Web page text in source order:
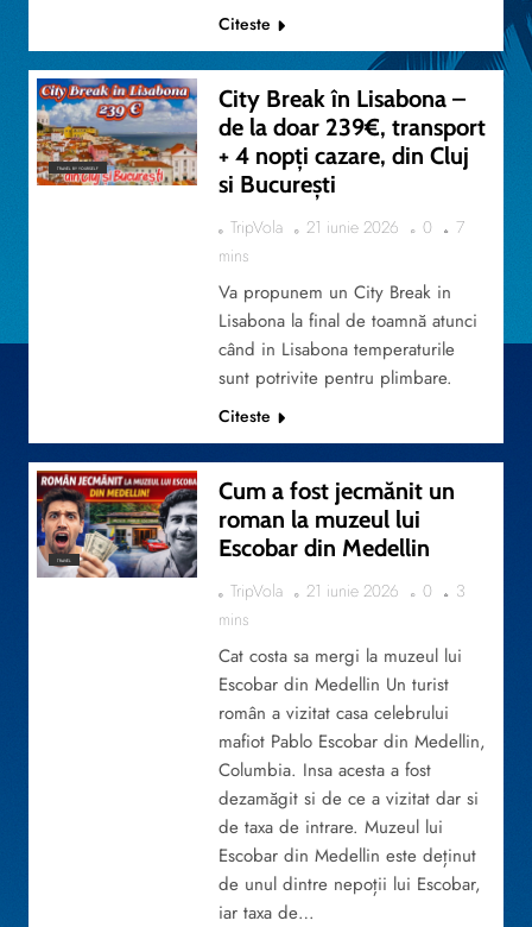
Citeste
TRAVEL BY YOURSELF
City Break în Lisabona –
de la doar 239€, transport
+ 4 nopți cazare, din Cluj
si București
TripVola 21 iunie 2026 0
7
mins
Va propunem un City Break in
Lisabona la final de toamnă atunci
când in Lisabona temperaturile
sunt potrivite pentru plimbare.
Citeste
TRAVEL
Cum a fost jecmănit un
roman la muzeul lui
Escobar din Medellin
TripVola 21 iunie 2026 0
3
mins
Cat costa sa mergi la muzeul lui
Escobar din Medellin Un turist
român a vizitat casa celebrului
mafiot Pablo Escobar din Medellin,
Columbia. Insa acesta a fost
dezamăgit si de ce a vizitat dar si
de taxa de intrare. Muzeul lui
Escobar din Medellin este deținut
de unul dintre nepoții lui Escobar,
iar taxa de…